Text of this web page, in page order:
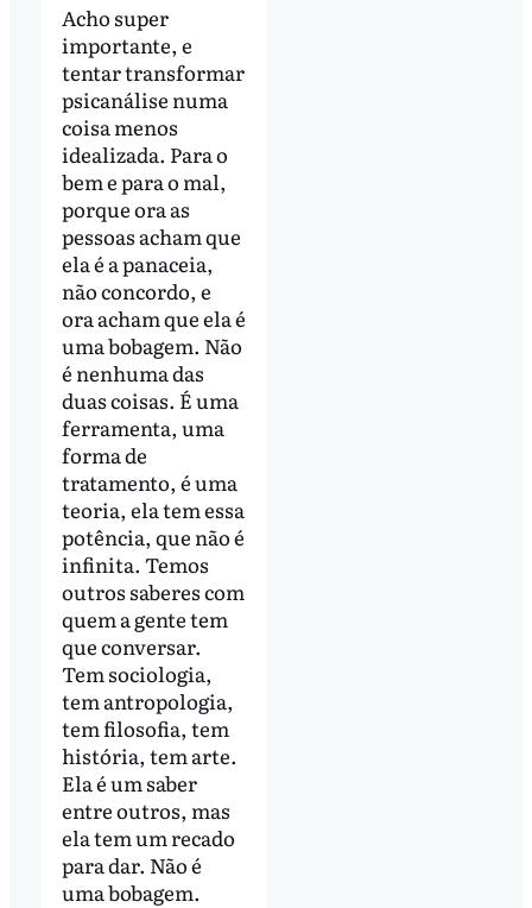
Acho super
importante, e
tentar transformar
psicanálise numa
coisa menos
idealizada. Para o
bem e para o mal,
porque ora as
pessoas acham que
ela é a panaceia,
não concordo, e
ora acham que ela é
uma bobagem. Não
é nenhuma das
duas coisas. É uma
ferramenta, uma
forma de
tratamento, é uma
teoria, ela tem essa
potência, que não é
infinita. Temos
outros saberes com
quem a gente tem
que conversar.
Tem sociologia,
tem antropologia,
tem filosofia, tem
história, tem arte.
Ela é um saber
entre outros, mas
ela tem um recado
para dar. Não é
uma bobagem.